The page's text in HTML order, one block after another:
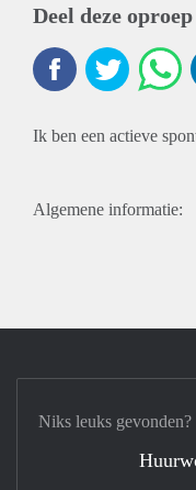
Deel deze
Ik ben een actieve
Algemene informatie:
Niks leuks